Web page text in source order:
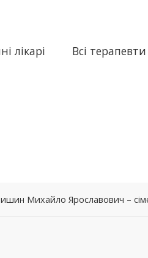
лікарі Всі терапевти
Михайло Ярославович –